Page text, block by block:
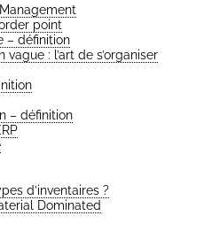
point
– définition
: l’art de s’or­ga­ni­ser
– définition
d’inventaires ?
Domi­na­ted